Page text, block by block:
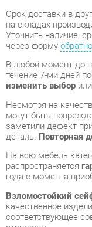
В любой момент до
течение 7-ми дней
изменить выборили
Несмотря на
могут быть
заметили дефект
деталь.Повторная
распространяется
года с момента
Взломостойкий
соответствующее
стандарту.
Надеемся, вы
будем рады, если вы
использования,
будущим